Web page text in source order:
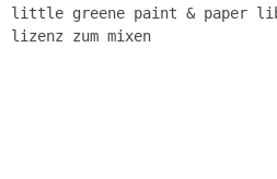
little greene paint & paper
lizenz zum mixen